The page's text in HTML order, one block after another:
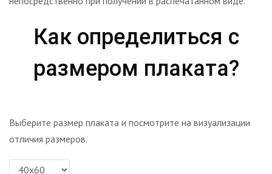
Как определиться с
размером плаката?
Выберите размер плаката и посмотрите на визуализации
отличия размеров.